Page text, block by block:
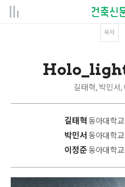
목차
길태혁, 박민서,
길태혁 동아대학
박민서 동아대학
이정준 동아대학